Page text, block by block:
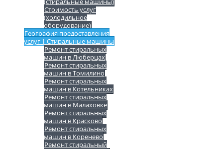
Стоимость услуг
(холодильное
оборудование)
География предоставления
услуг | Стиральные машины
Ремонт стиральных
машин в Люберцах
Ремонт стиральных
машин в Томилино
Ремонт стиральных
машин в Котельниках
Ремонт стиральных
машин в Малаховке
Ремонт стиральных
машин в Красково
Ремонт стиральных
машин в Коренево
Ремонт стиральный